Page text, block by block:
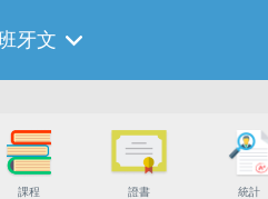
牙文
課程 證書 統計